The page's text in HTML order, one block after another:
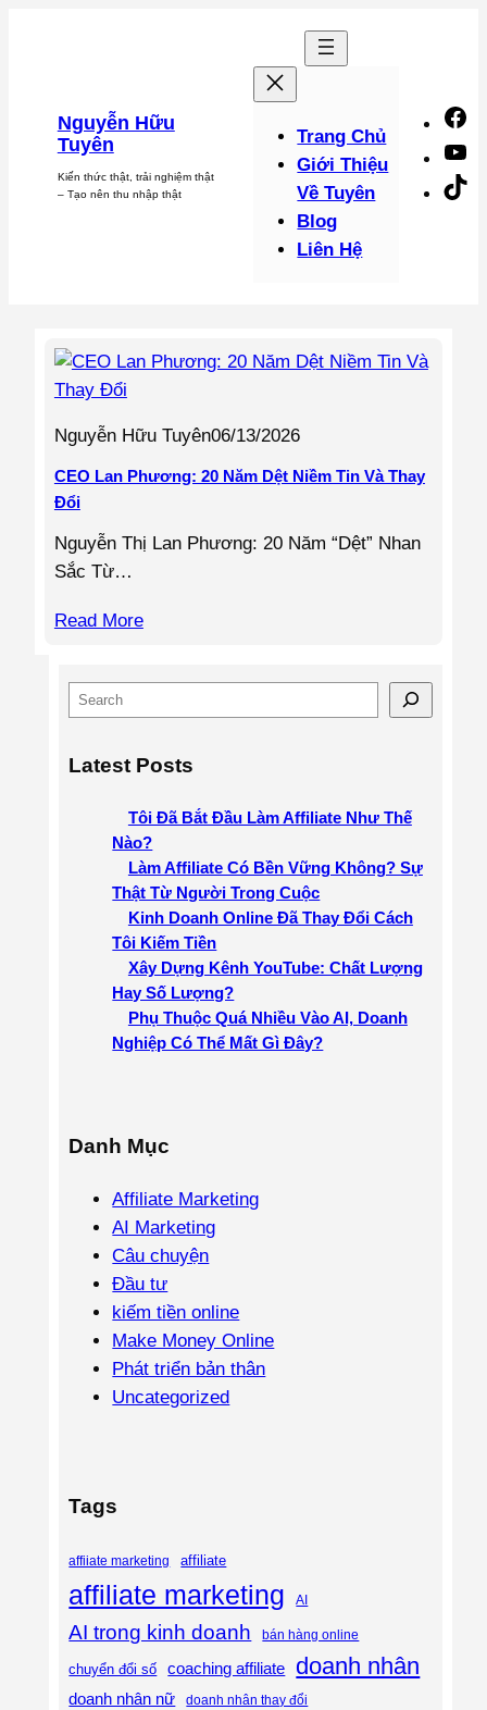
Nguyễn Hữu
Tuyên
Kiến thức thật, trải nghiệm thật
– Tạo nên thu nhập thật
Trang Chủ
Giới Thiệu
Về Tuyên
Blog
Liên Hệ
Nguyễn Hữu Tuyên06/13/2026
CEO Lan Phương: 20 Năm Dệt Niềm Tin Và Thay
Đổi
Nguyễn Thị Lan Phương: 20 Năm “Dệt” Nhan
Sắc Từ…
Read More
S
e
r
Latest Posts
Tôi Đã Bắt Đầu Làm Affiliate Như Thế
Nào?
Làm Affiliate Có Bền Vững Không? Sự
Thật Từ Người Trong Cuộc
Kinh Doanh Online Đã Thay Đổi Cách
Tôi Kiếm Tiền
Xây Dựng Kênh YouTube: Chất Lượng
Hay Số Lượng?
Phụ Thuộc Quá Nhiều Vào AI, Doanh
Nghiệp Có Thể Mất Gì Đây?
Danh Mục
Affiliate Marketing
AI Marketing
Câu chuyện
Đầu tư
kiếm tiền online
Make Money Online
Phát triển bản thân
Uncategorized
Tags
affiiate marketing affiliate
affiliate marketing AI
AI trong kinh doanh bán hàng online
chuyển đổi số coaching affiliate doanh nhân
doanh nhân nữ doanh nhân thay đổi